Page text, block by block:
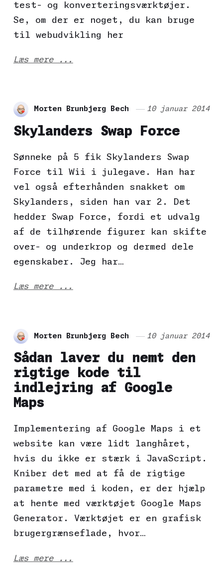
test- og konverteringsværktøjer.
Se, om der er noget, du kan bruge
til webudvikling her
Læs mere ...
Morten Brunbjerg Bech 10 januar 2014
Skylanders Swap Force
Sønneke på 5 fik Skylanders Swap
Force til Wii i julegave. Han har
vel også efterhånden snakket om
Skylanders, siden han var 2. Det
hedder Swap Force, fordi et udvalg
af de tilhørende figurer kan skifte
over- og underkrop og dermed dele
egenskaber. Jeg har…
Læs mere ...
Morten Brunbjerg Bech 10 januar 2014
Sådan laver du nemt den
rigtige kode til
indlejring af Google
Maps
Implementering af Google Maps i et
website kan være lidt langhåret,
hvis du ikke er stærk i JavaScript.
Kniber det med at få de rigtige
parametre med i koden, er der hjælp
at hente med værktøjet Google Maps
Generator. Værktøjet er en grafisk
brugergrænseflade, hvor…
Læs mere ...